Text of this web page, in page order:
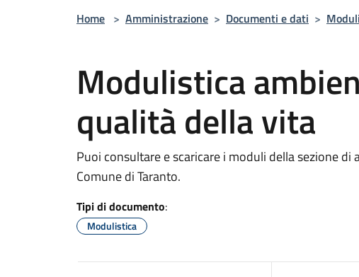
Home > Amministrazione > Documenti e dati >
Modulistica
qualità della vita
Puoi consultare e scaricare i moduli della sezione
Comune di Taranto.
Tipi di documento:
Modulistica